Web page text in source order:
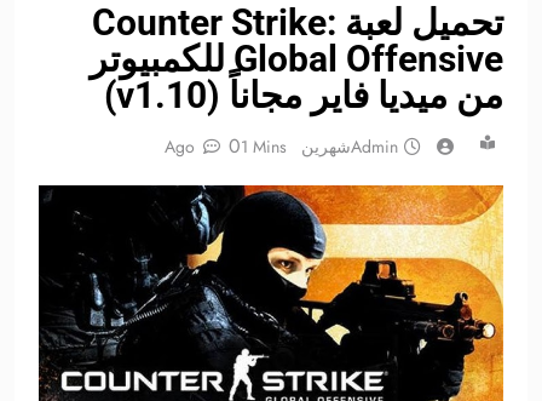
تحميل لعبة Counter Strike:
Global Offensive للكمبيوتر
من ميديا فاير مجاناً (v1.10)
Adminشهرين Ago 01 Mins